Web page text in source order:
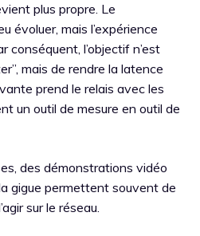
plus propre. Le
évoluer, mais l’expérience
conséquent, l’objectif n’est
mais de rendre la latence
prend le relais avec les
un outil de mesure en outil de
des démonstrations vidéo
gigue permettent souvent de
sur le réseau.